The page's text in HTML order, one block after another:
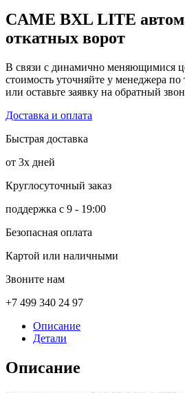
CAME BXL LITE
откатных ворот
В связи с динамично меняющимися
стоимость уточняйте у менеджера
или оставьте заявку на обратный
Доставка и оплата
Быстрая доставка
от 3х дней
Круглосуточный заказ
поддержка с 9 - 19:00
Безопасная оплата
Картой или наличными
Звоните нам
+7 499 340 24 97
Описание
Детали
Описание